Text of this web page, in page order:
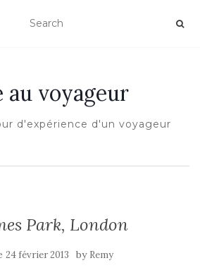
NAVIGATION
au voyageur
d'expérience d'un voyageur
Park, London
24 février 2013 by Remy